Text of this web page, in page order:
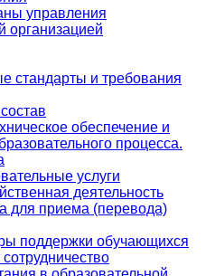
управления
организацией
стандарты и требования
обеспечение и
процесса.
услуги
деятельность
для приема (перевода)
поддержки обучающихся